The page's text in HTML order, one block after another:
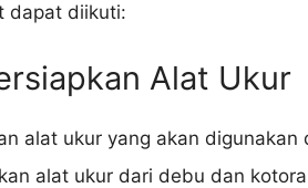
dapat diikuti:
Alat Ukur
alat ukur yang akan digunakan
alat ukur dari debu dan